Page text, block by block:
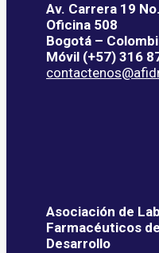
Av. Carrera 19
Oficina 508
Bogotá –
Móvil (+57) 316
Asociación de
Farmacéuticos
Desarrollo